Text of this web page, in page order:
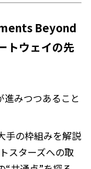
Beyond
トウェイの先
みつつあること
手の枠組みを解説
スターズへの取